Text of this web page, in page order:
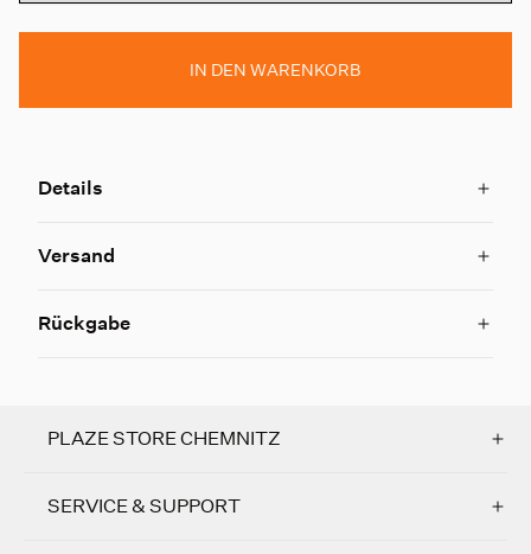
IN DEN WARENKORB
Details
Versand
Rückgabe
PLAZE STORE CHEMNITZ
SERVICE & SUPPORT